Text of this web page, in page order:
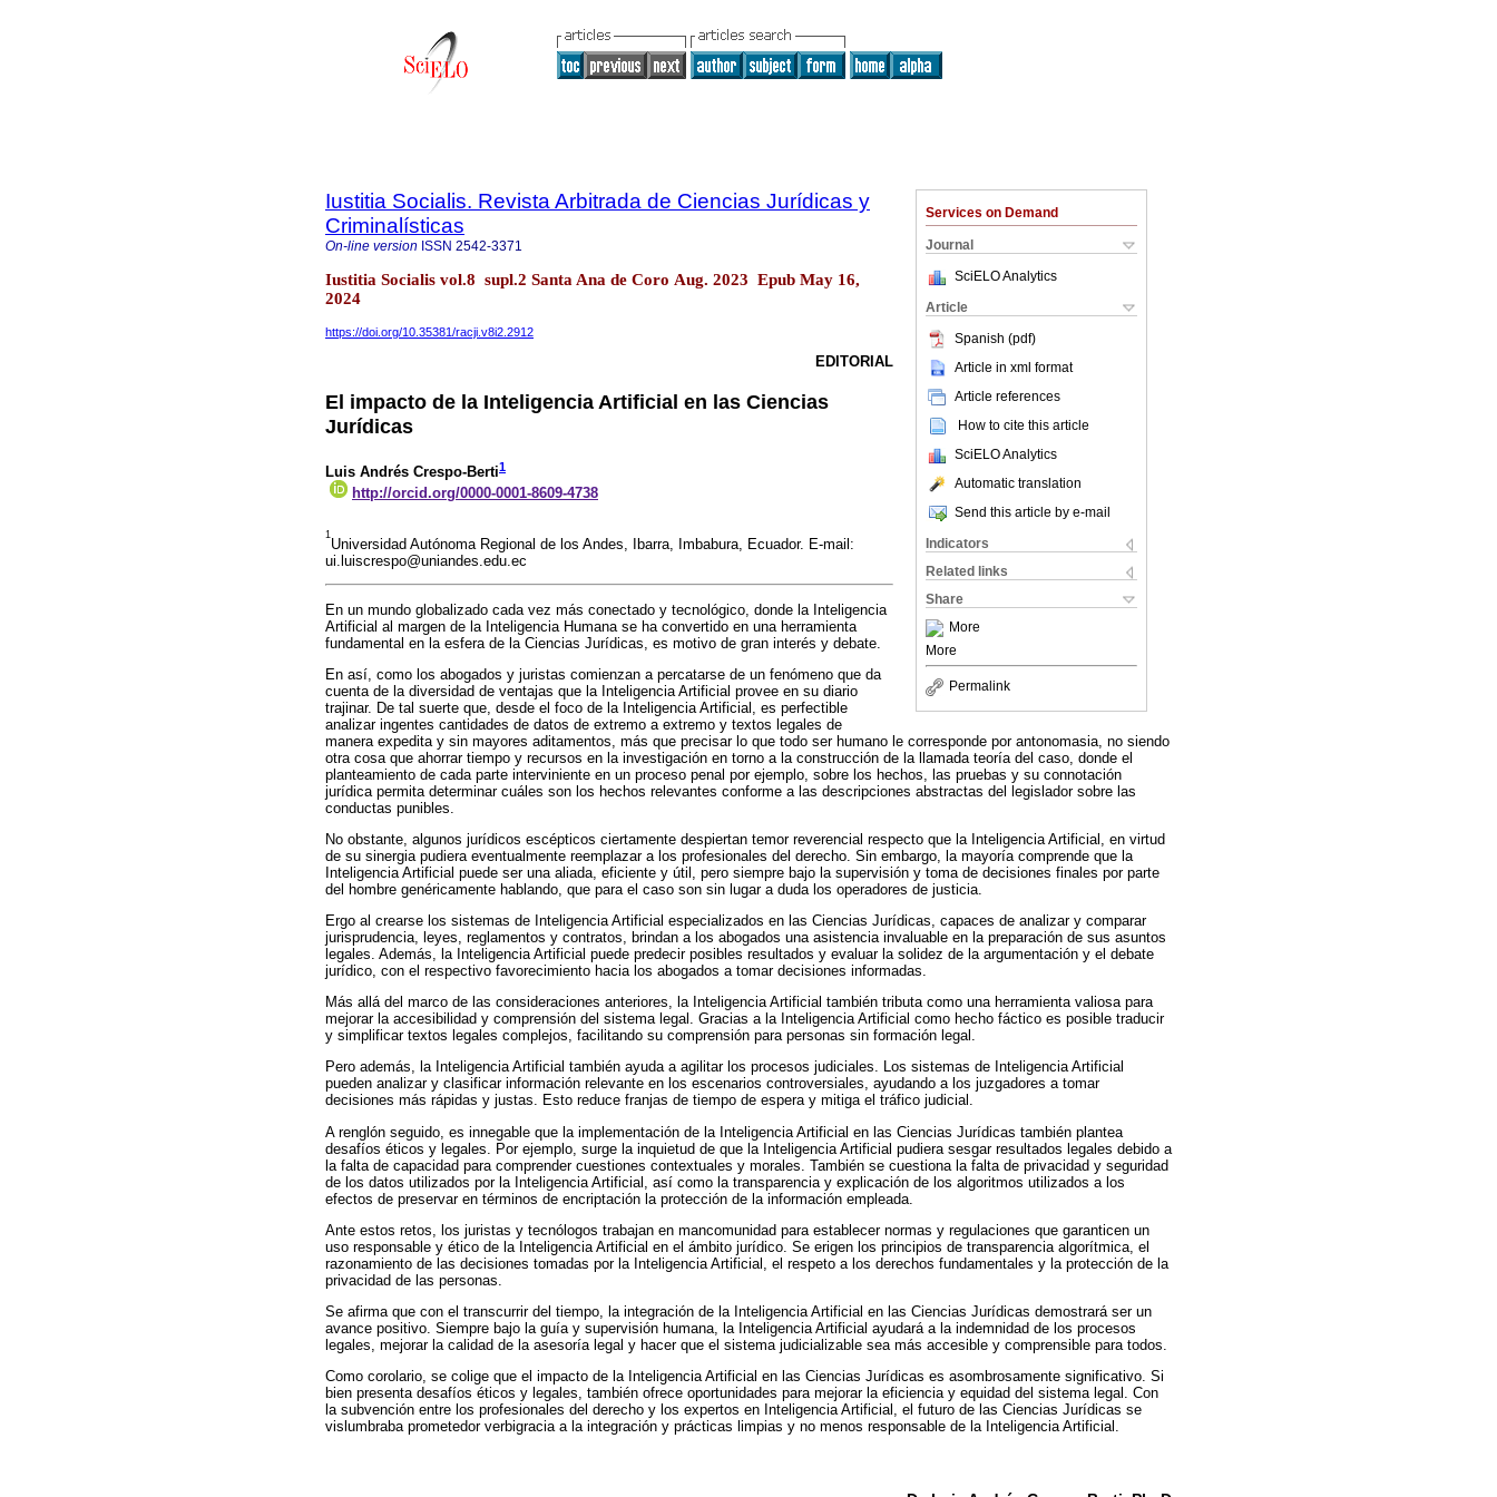
Services on Demand
Journal
SciELO Analytics
Article
Spanish (pdf)
Article in xml format
Article references
How to cite this article
SciELO Analytics
Automatic translation
Send this article by e-mail
Indicators
Related links
Share
More
More
Permalink
Iustitia Socialis. Revista Arbitrada de Ciencias Jurídicas y
Criminalísticas
On-line version ISSN 2542-3371
Iustitia Socialis vol.8 supl.2 Santa Ana de Coro Aug. 2023 Epub May 16,
2024
https://doi.org/10.35381/racji.v8i2.2912
EDITORIAL
El impacto de la Inteligencia Artificial en las Ciencias
Jurídicas
Luis Andrés Crespo-Berti1
http://orcid.org/0000-0001-8609-4738
1
Universidad Autónoma Regional de los Andes, Ibarra, Imbabura, Ecuador. E-mail:
ui.luiscrespo@uniandes.edu.ec
En un mundo globalizado cada vez más conectado y tecnológico, donde la Inteligencia
Artificial al margen de la Inteligencia Humana se ha convertido en una herramienta
fundamental en la esfera de la Ciencias Jurídicas, es motivo de gran interés y debate.
En así, como los abogados y juristas comienzan a percatarse de un fenómeno que da
cuenta de la diversidad de ventajas que la Inteligencia Artificial provee en su diario
trajinar. De tal suerte que, desde el foco de la Inteligencia Artificial, es perfectible
analizar ingentes cantidades de datos de extremo a extremo y textos legales de
manera expedita y sin mayores aditamentos, más que precisar lo que todo ser humano le corresponde por antonomasia, no siendo
otra cosa que ahorrar tiempo y recursos en la investigación en torno a la construcción de la llamada teoría del caso, donde el
planteamiento de cada parte interviniente en un proceso penal por ejemplo, sobre los hechos, las pruebas y su connotación
jurídica permita determinar cuáles son los hechos relevantes conforme a las descripciones abstractas del legislador sobre las
conductas punibles.
No obstante, algunos jurídicos escépticos ciertamente despiertan temor reverencial respecto que la Inteligencia Artificial, en virtud
de su sinergia pudiera eventualmente reemplazar a los profesionales del derecho. Sin embargo, la mayoría comprende que la
Inteligencia Artificial puede ser una aliada, eficiente y útil, pero siempre bajo la supervisión y toma de decisiones finales por parte
del hombre genéricamente hablando, que para el caso son sin lugar a duda los operadores de justicia.
Ergo al crearse los sistemas de Inteligencia Artificial especializados en las Ciencias Jurídicas, capaces de analizar y comparar
jurisprudencia, leyes, reglamentos y contratos, brindan a los abogados una asistencia invaluable en la preparación de sus asuntos
legales. Además, la Inteligencia Artificial puede predecir posibles resultados y evaluar la solidez de la argumentación y el debate
jurídico, con el respectivo favorecimiento hacia los abogados a tomar decisiones informadas.
Más allá del marco de las consideraciones anteriores, la Inteligencia Artificial también tributa como una herramienta valiosa para
mejorar la accesibilidad y comprensión del sistema legal. Gracias a la Inteligencia Artificial como hecho fáctico es posible traducir
y simplificar textos legales complejos, facilitando su comprensión para personas sin formación legal.
Pero además, la Inteligencia Artificial también ayuda a agilitar los procesos judiciales. Los sistemas de Inteligencia Artificial
pueden analizar y clasificar información relevante en los escenarios controversiales, ayudando a los juzgadores a tomar
decisiones más rápidas y justas. Esto reduce franjas de tiempo de espera y mitiga el tráfico judicial.
A renglón seguido, es innegable que la implementación de la Inteligencia Artificial en las Ciencias Jurídicas también plantea
desafíos éticos y legales. Por ejemplo, surge la inquietud de que la Inteligencia Artificial pudiera sesgar resultados legales debido a
la falta de capacidad para comprender cuestiones contextuales y morales. También se cuestiona la falta de privacidad y seguridad
de los datos utilizados por la Inteligencia Artificial, así como la transparencia y explicación de los algoritmos utilizados a los
efectos de preservar en términos de encriptación la protección de la información empleada.
Ante estos retos, los juristas y tecnólogos trabajan en mancomunidad para establecer normas y regulaciones que garanticen un
uso responsable y ético de la Inteligencia Artificial en el ámbito jurídico. Se erigen los principios de transparencia algorítmica, el
razonamiento de las decisiones tomadas por la Inteligencia Artificial, el respeto a los derechos fundamentales y la protección de la
privacidad de las personas.
Se afirma que con el transcurrir del tiempo, la integración de la Inteligencia Artificial en las Ciencias Jurídicas demostrará ser un
avance positivo. Siempre bajo la guía y supervisión humana, la Inteligencia Artificial ayudará a la indemnidad de los procesos
legales, mejorar la calidad de la asesoría legal y hacer que el sistema judicializable sea más accesible y comprensible para todos.
Como corolario, se colige que el impacto de la Inteligencia Artificial en las Ciencias Jurídicas es asombrosamente significativo. Si
bien presenta desafíos éticos y legales, también ofrece oportunidades para mejorar la eficiencia y equidad del sistema legal. Con
la subvención entre los profesionales del derecho y los expertos en Inteligencia Artificial, el futuro de las Ciencias Jurídicas se
vislumbraba prometedor verbigracia a la integración y prácticas limpias y no menos responsable de la Inteligencia Artificial.